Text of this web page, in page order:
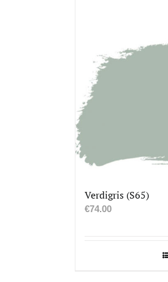
Verdigris (S65)
€74.00